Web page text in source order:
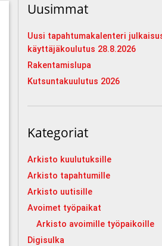
Uusimmat
Uusi tapahtumakalenteri
käyttäjäkoulutus 28.8.2026
Rakentamislupa
Kutsuntakuulutus 2026
Kategoriat
Arkisto kuulutuksille
Arkisto tapahtumille
Arkisto uutisille
Avoimet työpaikat
Arkisto avoimille työpaikoille
Digisulka